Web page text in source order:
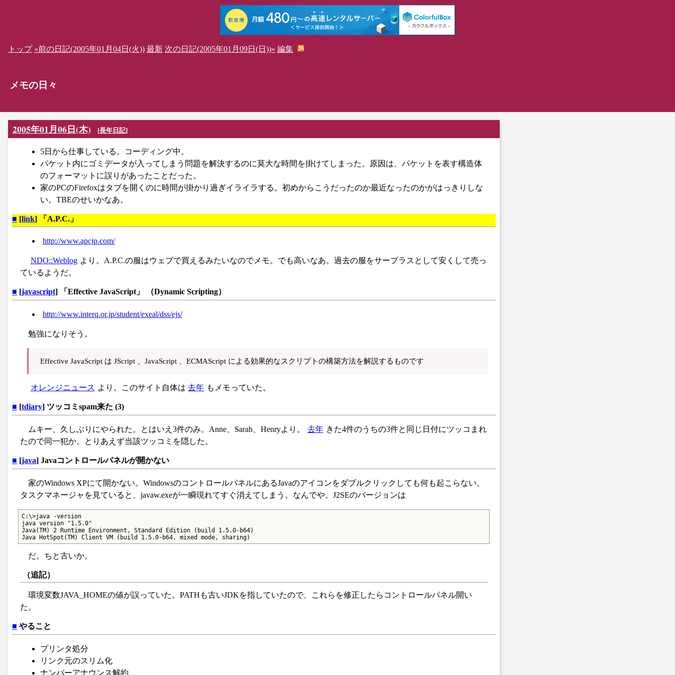
トップ «前の日記(2005年01月04日(火)) 最新 次の日記(2005年01月09日(日))» 編集
メモの日々
2005年01月06日(木) [長年日記]
5日から仕事している。コーディング中。
パケット内にゴミデータが入ってしまう問題を解決するのに莫大な時間を掛けてしまった。原因は、パケットを表す構造体
のフォーマットに誤りがあったことだった。
家のPCのFirefoxはタブを開くのに時間が掛かり過ぎイライラする。初めからこうだったのか最近なったのかがはっきりしな
い。TBEのせいかなあ。
■ [link] 「A.P.C.」
http://www.apcjp.com/
NDO::Weblog より。A.P.C.の服はウェブで買えるみたいなのでメモ。でも高いなあ。過去の服をサープラスとして安くして売っ
ているようだ。
■ [javascript] 「Effective JavaScript」 （Dynamic Scripting）
http://www.interq.or.jp/student/exeal/dss/ejs/
勉強になりそう。
Effective JavaScript は JScript 、JavaScript 、ECMAScript による効果的なスクリプトの構築方法を解説するものです
オレンジニュース より。このサイト自体は 去年 もメモっていた。
■ [tdiary] ツッコミspam来た (3)
ムキー、久しぶりにやられた。とはいえ3件のみ。Anne、Sarah、Henryより。 去年 きた4件のうちの3件と同じ日付にツッコまれ
たので同一犯か。とりあえず当該ツッコミを隠した。
■ [java] Javaコントロールパネルが開かない
家のWindows XPにて開かない。WindowsのコントロールパネルにあるJavaのアイコンをダブルクリックしても何も起こらない。
タスクマネージャを見ていると、javaw.exeが一瞬現れてすぐ消えてしまう。なんでや。J2SEのバージョンは
C:\>java -version
java version "1.5.0"
Java(TM) 2 Runtime Environment, Standard Edition (build 1.5.0-b64)
Java HotSpot(TM) Client VM (build 1.5.0-b64, mixed mode, sharing)
だ。ちと古いか。
（追記）
環境変数JAVA_HOMEの値が誤っていた。PATHも古いJDKを指していたので、これらを修正したらコントロールパネル開い
た。
■ やること
プリンタ処分
リンク元のスリム化
ナンバーアナウンス解約